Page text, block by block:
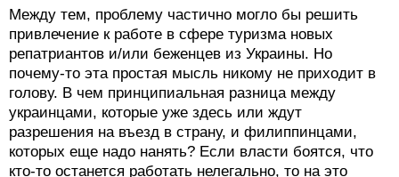
Между тем, проблему частично могло бы решить
привлечение к работе в сфере туризма новых
репатриантов и/или беженцев из Украины. Но
почему-то эта простая мысль никому не приходит в
голову. В чем принципиальная разница между
украинцами, которые уже здесь или ждут
разрешения на въезд в страну, и филиппинцами,
которых еще надо нанять? Если власти боятся, что
кто-то останется работать нелегально, то на это